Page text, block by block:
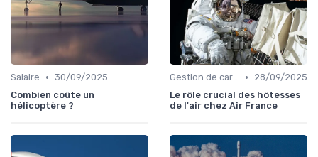
Salaire • 30/09/2025
Combien coûte un
hélicoptère ?
Gestion de carrière •
28/09/2025
Le rôle crucial des hôtesses
de l'air chez Air France